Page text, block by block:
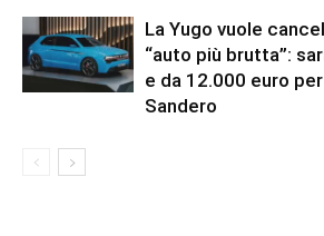
La Yugo vuole
“auto più brutta”:
e da 12.000 euro
Sandero